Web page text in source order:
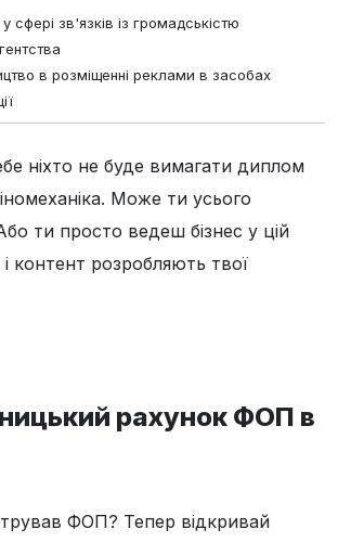
сфері зв'язків із громадськістю
в розміщенні реклами в засобах
ніхто не буде вимагати диплом
Може ти усього
ти просто ведеш бізнес у цій
контент розробляють твої
рахунок ФОП в
ФОП? Тепер відкривай